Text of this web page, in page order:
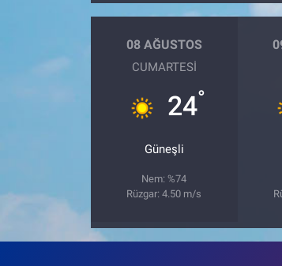
08 AĞUSTOS
CUMARTESI
24°
Güneşli
Nem: %74
Rüzgar: 4.50 m/s